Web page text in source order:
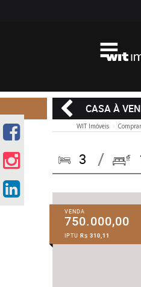
CASA À
WIT Imóveis Comprar
3
VENDA
750.000,00
IPTU R$ 310,11